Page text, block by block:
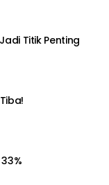
Titik Penting